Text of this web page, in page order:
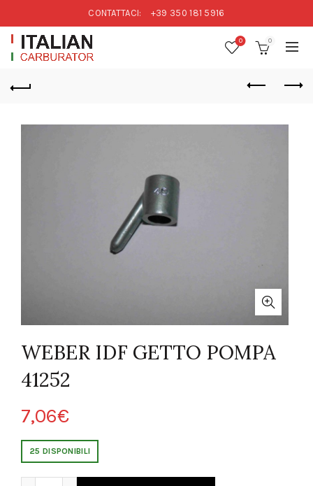
CONTATTACI: +39 350 181 5916
0 0
WEBER IDF GETTO POMPA
41252
7,06€
25 DISPONIBILI